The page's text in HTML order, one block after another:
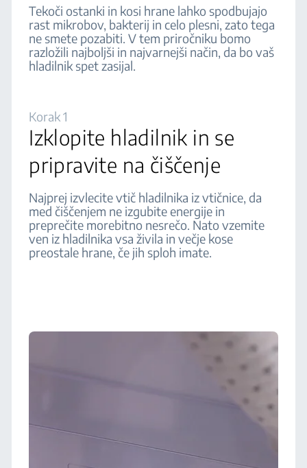
Tekoči ostanki in kosi hrane lahko spodbujajo
rast mikrobov, bakterij in celo plesni, zato tega
ne smete pozabiti. V tem priročniku bomo
razložili najboljši in najvarnejši način, da bo vaš
hladilnik spet zasijal.
Korak 1
Izklopite hladilnik in se
pripravite na čiščenje
Najprej izvlecite vtič hladilnika iz vtičnice, da
med čiščenjem ne izgubite energije in
preprečite morebitno nesrečo. Nato vzemite
ven iz hladilnika vsa živila in večje kose
preostale hrane, če jih sploh imate.